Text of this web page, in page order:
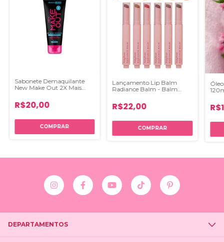
Sabonete Demaquilante
New Make Out 2X Mais
R$20,00
Lançamento Lip Balm
Radiance Balm - Balm
Rose
R$22,00
COMPRAR
DEPARTAMENTOS